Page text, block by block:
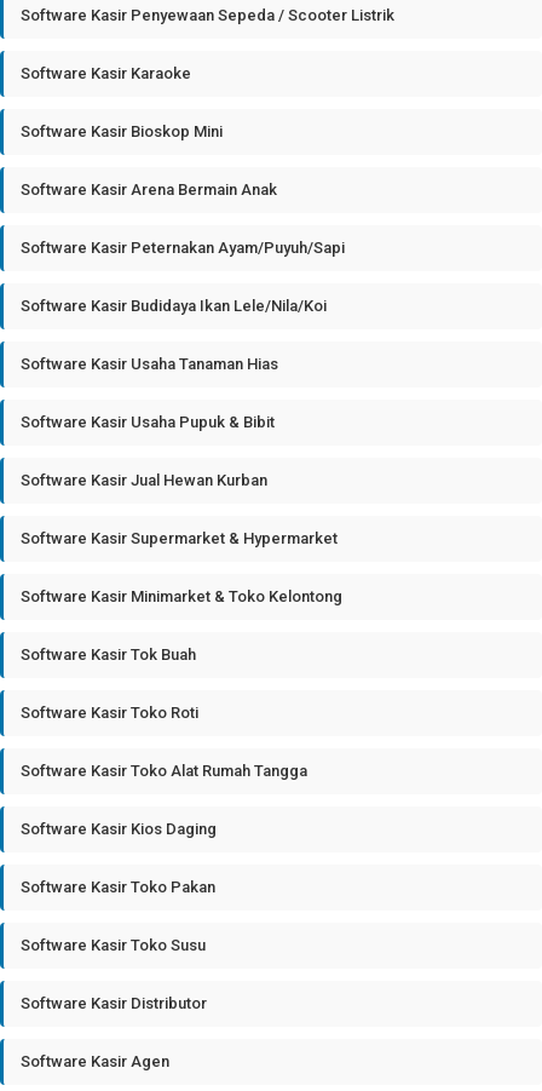
Software Kasir Penyewaan Sepeda / Scooter Listrik
Software Kasir Karaoke
Software Kasir Bioskop Mini
Software Kasir Arena Bermain Anak
Software Kasir Peternakan Ayam/Puyuh/Sapi
Software Kasir Budidaya Ikan Lele/Nila/Koi
Software Kasir Usaha Tanaman Hias
Software Kasir Usaha Pupuk & Bibit
Software Kasir Jual Hewan Kurban
Software Kasir Supermarket & Hypermarket
Software Kasir Minimarket & Toko Kelontong
Software Kasir Tok Buah
Software Kasir Toko Roti
Software Kasir Toko Alat Rumah Tangga
Software Kasir Kios Daging
Software Kasir Toko Pakan
Software Kasir Toko Susu
Software Kasir Distributor
Software Kasir Agen